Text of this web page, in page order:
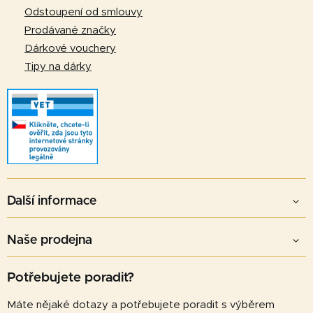
Odstoupení od smlouvy
Prodávané značky
Dárkové vouchery
Tipy na dárky
Další informace
Naše prodejna
Potřebujete poradit?
Máte nějaké dotazy a potřebujete poradit s výběrem